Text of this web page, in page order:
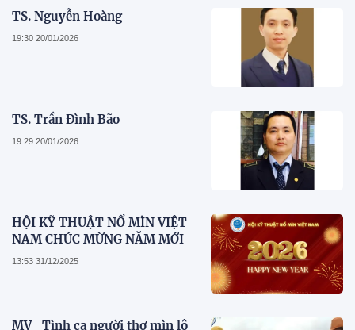
TS. Nguyễn Hoàng
19:30 20/01/2026
TS. Trần Đình Bão
19:29 20/01/2026
HỘI KỸ THUẬT NỔ MÌN VIỆT
NAM CHÚC MỪNG NĂM MỚI
13:53 31/12/2025
MV_Tình ca người thợ mìn lộ